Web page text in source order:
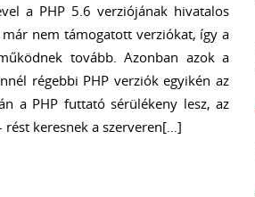
a PHP 5.6 verziójának hivatalos
nem támogatott verziókat, így a
tovább. Azonban azok a
régebbi PHP verziók egyikén az
a PHP futtató sérülékeny lesz, az
keresnek a szerveren[…]